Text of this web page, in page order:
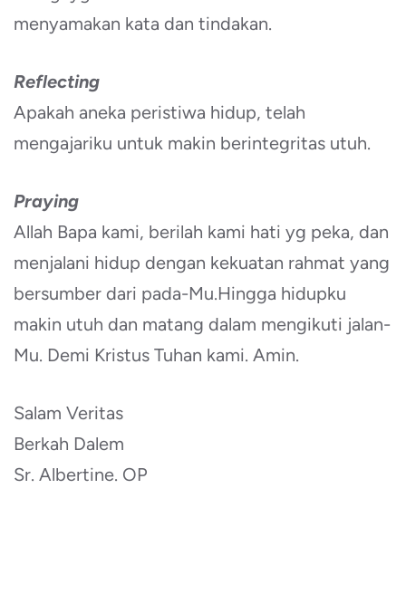
menyamakan kata dan tindakan.
Reflecting
Apakah aneka peristiwa hidup, telah
mengajariku untuk makin berintegritas utuh.
Praying
Allah Bapa kami, berilah kami hati yg peka, dan
menjalani hidup dengan kekuatan rahmat yang
bersumber dari pada-Mu.Hingga hidupku
makin utuh dan matang dalam mengikuti jalan-
Mu. Demi Kristus Tuhan kami. Amin.
Salam Veritas
Berkah Dalem
Sr. Albertine. OP